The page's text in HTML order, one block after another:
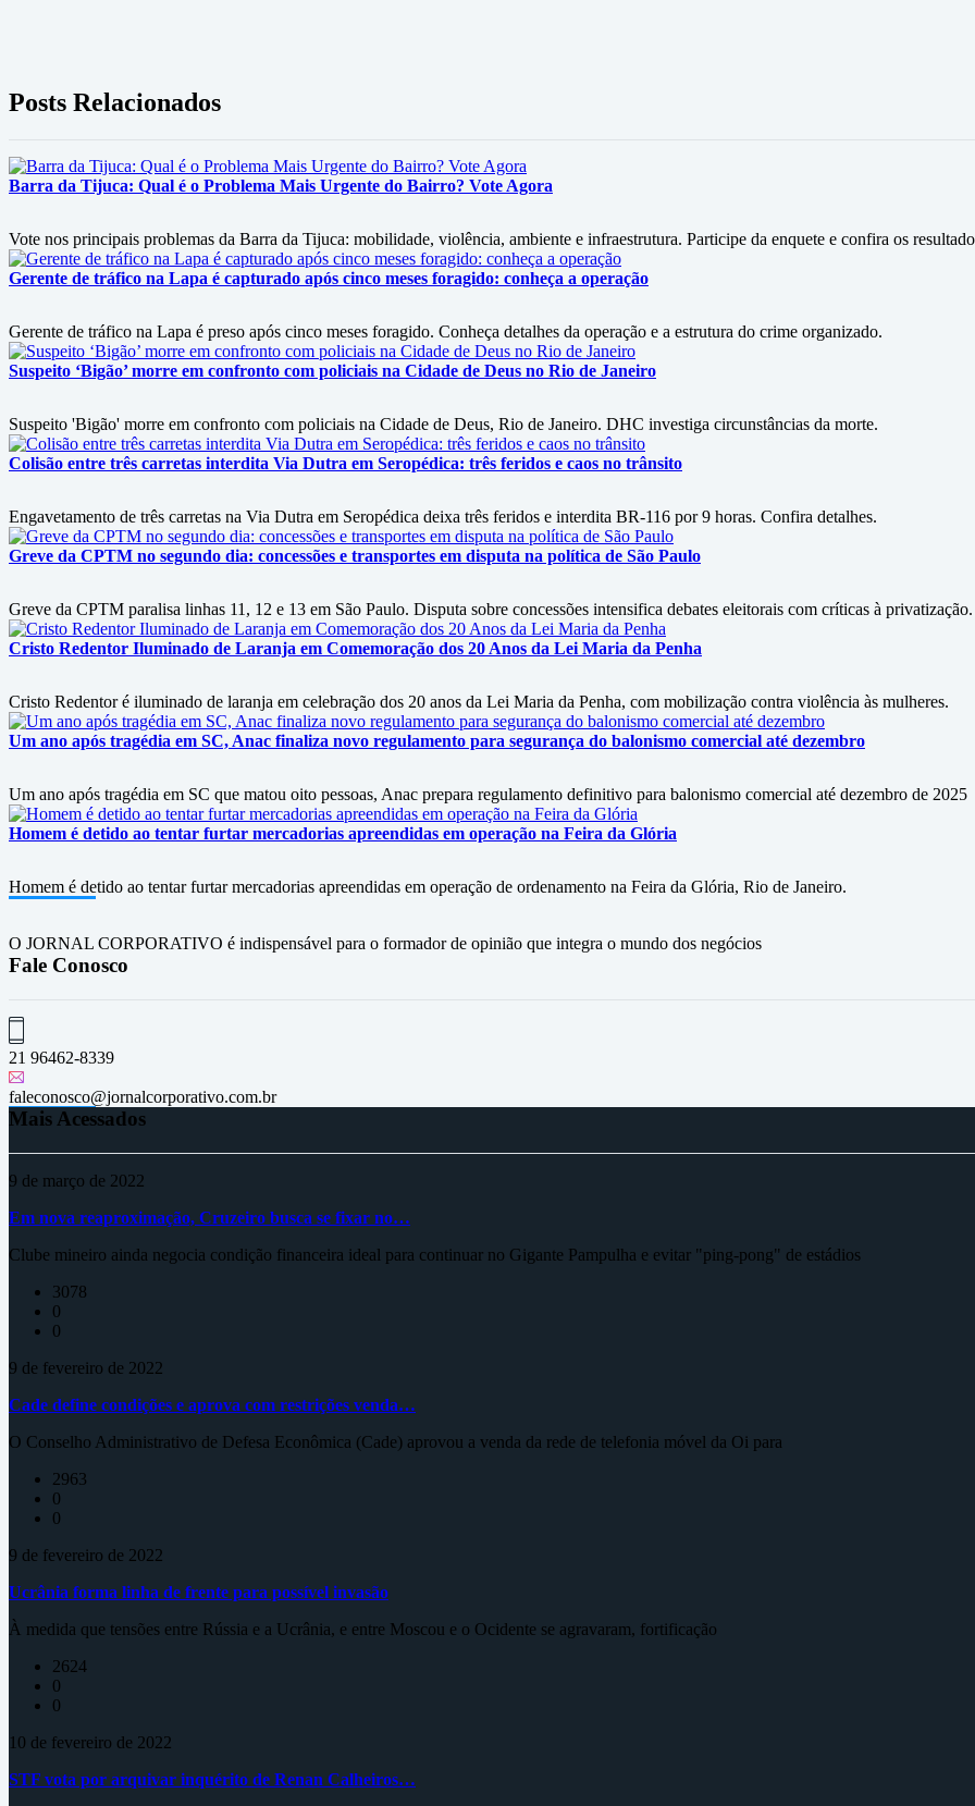
Posts Relacionados
Barra da Tijuca: Qual é o Problema Mais Urgente do Bairro? Vote Agora
Vote nos principais problemas da Barra da Tijuca: mobilidade, violência, ambiente e infraestrutura. Participe da enquete e confira os
Gerente de tráfico na Lapa é capturado após cinco meses foragido: conheça a operação
Gerente de tráfico na Lapa é preso após cinco meses foragido. Conheça detalhes da operação e a estrutura do crime organizado.
Suspeito ‘Bigão’ morre em confronto com policiais na Cidade de Deus no Rio de Janeiro
Suspeito 'Bigão' morre em confronto com policiais na Cidade de Deus, Rio de Janeiro. DHC investiga circunstâncias da morte.
Colisão entre três carretas interdita Via Dutra em Seropédica: três feridos e caos no trânsito
Engavetamento de três carretas na Via Dutra em Seropédica deixa três feridos e interdita BR-116 por 9 horas. Confira detalhes.
Greve da CPTM no segundo dia: concessões e transportes em disputa na política de São Paulo
Greve da CPTM paralisa linhas 11, 12 e 13 em São Paulo. Disputa sobre concessões intensifica debates eleitorais com críticas à privatização.
Cristo Redentor Iluminado de Laranja em Comemoração dos 20 Anos da Lei Maria da Penha
Cristo Redentor é iluminado de laranja em celebração dos 20 anos da Lei Maria da Penha, com mobilização contra violência às mulheres.
Um ano após tragédia em SC, Anac finaliza novo regulamento para segurança do balonismo comercial até dezembro
Um ano após tragédia em SC que matou oito pessoas, Anac prepara regulamento definitivo para balonismo comercial até dezembro de 2025
Homem é detido ao tentar furtar mercadorias apreendidas em operação na Feira da Glória
Homem é detido ao tentar furtar mercadorias apreendidas em operação de ordenamento na Feira da Glória, Rio de Janeiro.
O JORNAL CORPORATIVO é indispensável para o formador de opinião que integra o mundo dos negócios
Fale Conosco
21 96462-8339
faleconosco@jornalcorporativo.com.br
Mais Acessados
9 de março de 2022
Em nova reaproximação, Cruzeiro busca se fixar no…
Clube mineiro ainda negocia condição financeira ideal para continuar no Gigante Pampulha e evitar "ping-pong" de estádios
3078
0
0
9 de fevereiro de 2022
Cade define condições e aprova com restrições venda…
O Conselho Administrativo de Defesa Econômica (Cade) aprovou a venda da rede de telefonia móvel da Oi para
2963
0
0
9 de fevereiro de 2022
Ucrânia forma linha de frente para possível invasão
À medida que tensões entre Rússia e a Ucrânia, e entre Moscou e o Ocidente se agravaram, fortificação
2624
0
0
10 de fevereiro de 2022
STF vota por arquivar inquérito de Renan Calheiros…